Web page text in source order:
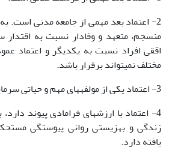
2- اعتماد بعد مهمی از جامعه مدنی است.
منسجم‏، متعهد و وفادار نسبت به اقتدار
اققی افراد نسبت به یکدیگر و اعتماد
مختلف نمی‏تواند برقرار باشد.
3- اعتماد یکی از مولفه‏های مهم و حیاتی سرمایه اجتماعی است.
4- اعتماد با ارزشهای فرامادی پیوند
زندگی و بهزیستی روانی پیوستگی
یافته دارد.